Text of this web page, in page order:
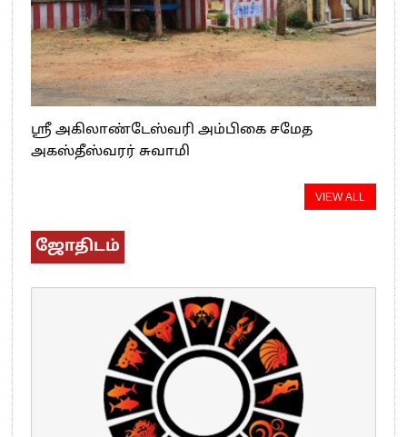
ஸ்ரீ அகிலாண்டேஸ்வரி அம்பிகை சமேத
அகஸ்தீஸ்வரர் சுவாமி
VIEW ALL
ஜோதிடம்